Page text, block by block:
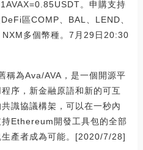
。申購支持
區COMP、BAL、LEND、
多個幣種。7月29日20:30
稱為Ava/AVA，是一個開源平
序，新金融原語和新的可互
識協議構架，可以在一秒內
Ethereum開發工具包的全部
產者成為可能。[2020/7/28]